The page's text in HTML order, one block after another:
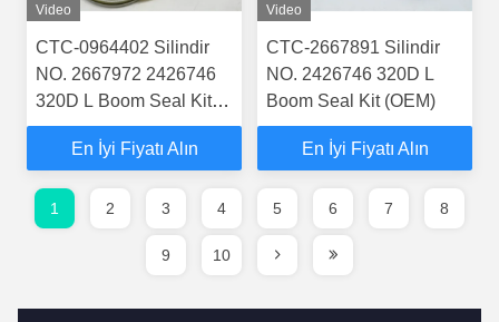
Video
CTC-0964402 Silindir
NO. 2667972 2426746
320D L Boom Seal Kit
(OEM)
En İyi Fiyatı Alın
Video
CTC-2667891 Silindir
NO. 2426746 320D L
Boom Seal Kit (OEM)
En İyi Fiyatı Alın
1 2 3 4 5 6 7 8
9 10